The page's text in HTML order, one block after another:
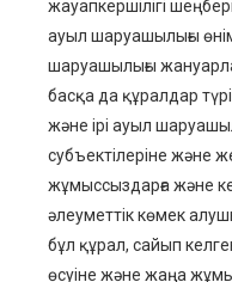
жауапкершілігі
ауыл шаруашылығы
шаруашылығы
басқа да құралдар
және ірі ауыл
субъектілеріне және
жұмыссыздарға және
әлеуметтік көмек
бұл құрал, сайып
өсуіне және жаңа